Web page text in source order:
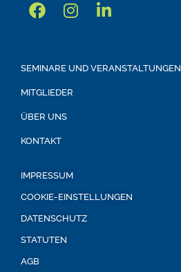
SEMINARE UND VERANSTALTUNGEN
MITGLIEDER
ÜBER UNS
KONTAKT
IMPRESSUM
COOKIE-EINSTELLUNGEN
DATENSCHUTZ
STATUTEN
AGB